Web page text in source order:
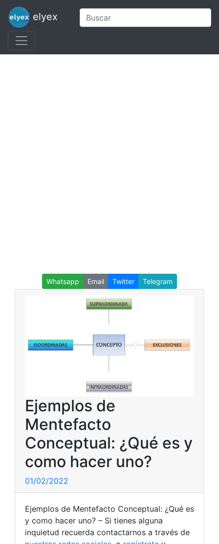
elyex
Whatsapp Email Twitter Telegram
Ejemplos de
Mentefacto
Conceptual: ¿Qué es y
como hacer uno?
01/02/2022
Ejemplos de Mentefacto Conceptual: ¿Qué es
y como hacer uno? – Si tienes alguna
inquietud recuerda contactarnos a través de